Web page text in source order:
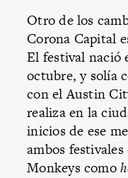
Otro de los
Corona Capital
El festival nació
octubre, y solía
con el Austin
realiza en la
inicios de ese
ambos
Monkeys como